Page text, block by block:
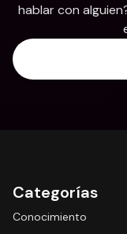
hablar con
Categorías
Conocimiento